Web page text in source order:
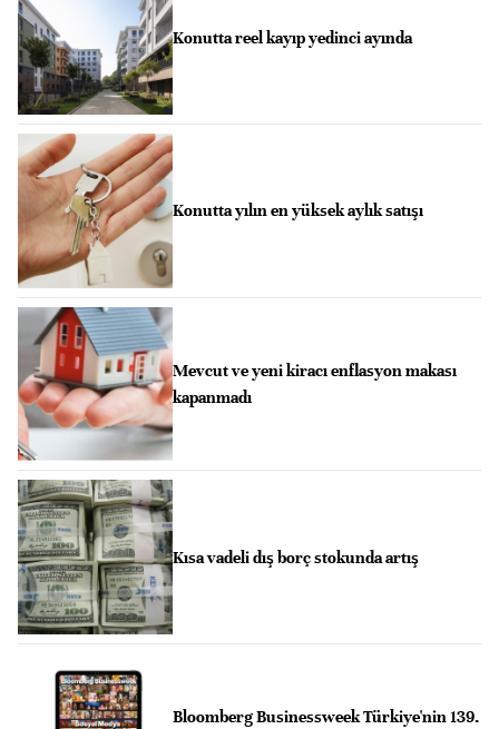
Konutta reel kayıp yedinci ayında
Konutta yılın en yüksek aylık satışı
Mevcut ve yeni kiracı enflasyon makası
kapanmadı
Kısa vadeli dış borç stokunda artış
Bloomberg Businessweek Türkiye'nin 139.